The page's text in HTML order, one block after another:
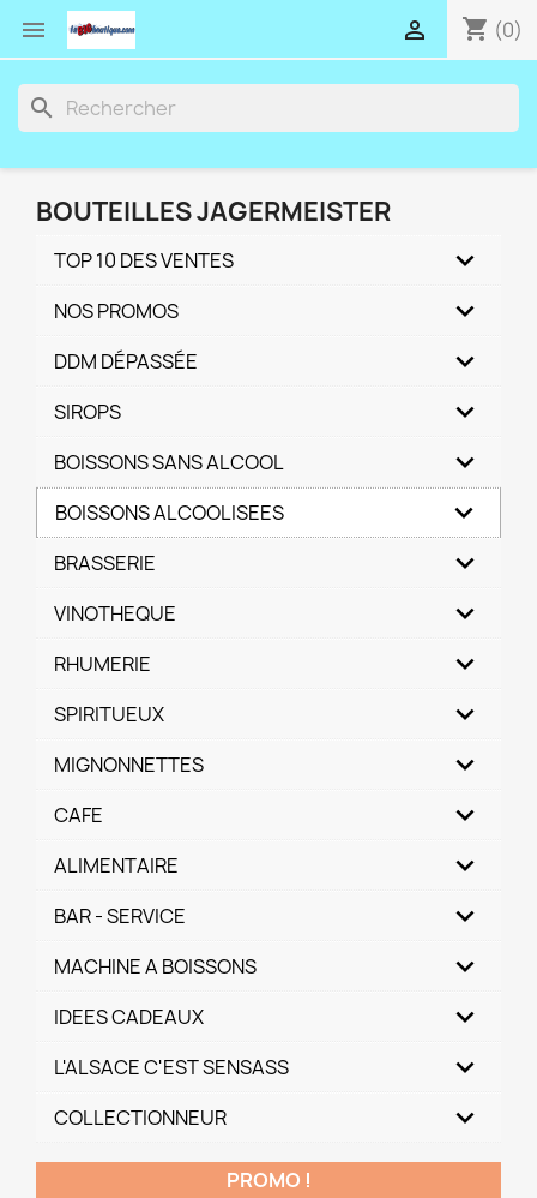
 shopping_cart (0)

search
BOUTEILLES JAGERMEISTER
TOP 10 DES VENTES
NOS PROMOS
DDM DÉPASSÉE
SIROPS
BOISSONS SANS ALCOOL
BOISSONS ALCOOLISEES
BRASSERIE
VINOTHEQUE
RHUMERIE
SPIRITUEUX
MIGNONNETTES
CAFE
ALIMENTAIRE
BAR - SERVICE
MACHINE A BOISSONS
IDEES CADEAUX
L'ALSACE C'EST SENSASS
COLLECTIONNEUR
PROMO !